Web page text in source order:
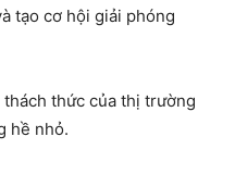
tạo cơ hội giải phóng
thức của thị trường
hề nhỏ.